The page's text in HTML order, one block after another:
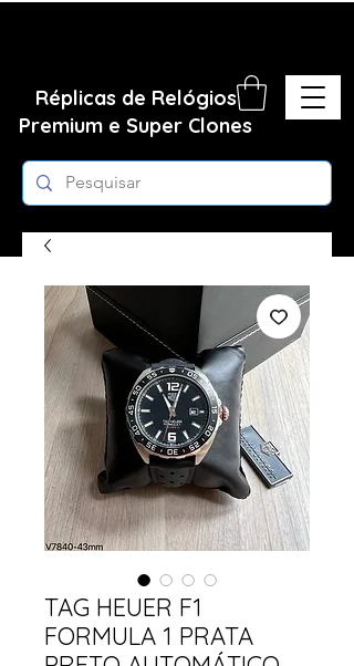
Réplicas de Relógios
Premium e Super Clones
TAG HEUER F1
FORMULA 1 PRATA